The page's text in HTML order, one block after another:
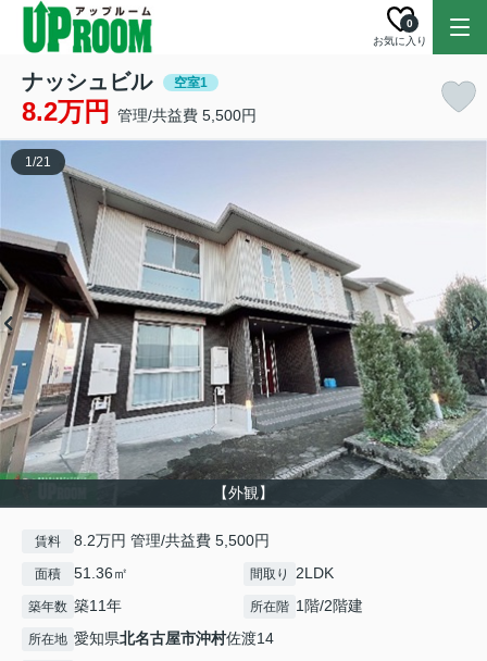
お気に入り
0
ナッシュビル 空室1
8.2万円 管理/共益費 5,500円
【外観】
1/21
賃料 8.2万円 管理/共益費 5,500円
面積 51.36㎡ 間取り 2LDK
築年数 築11年 所在階 1階/2階建
所在地 愛知県北名古屋市沖村佐渡14